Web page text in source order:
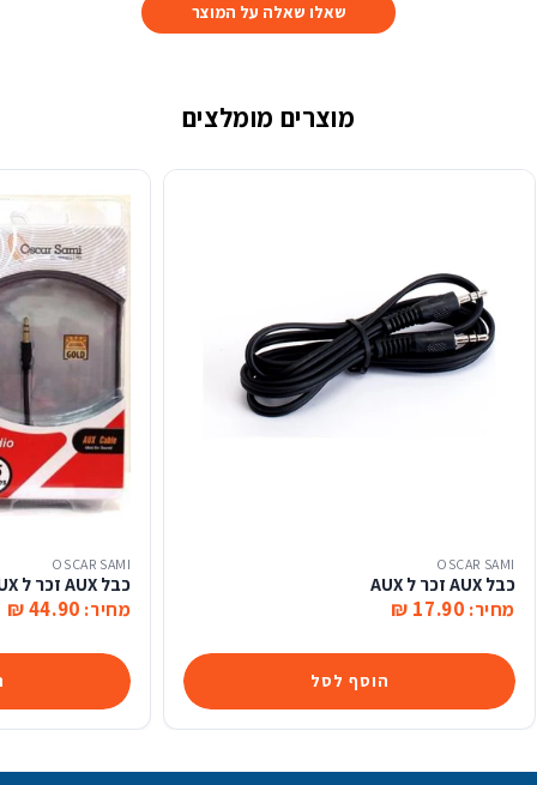
שאלו שאלה על המוצר
מוצרים מומלצים
הוסף לסל
OSCAR SAMI
כבל AUX זכר ל AUX
מחיר: 17.90 ₪
OSCAR SAMI
כבל AUX זכר ל AUX זכר
מחיר: 44.90 ₪